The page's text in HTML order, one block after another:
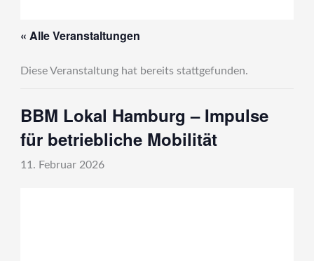
« Alle Veranstaltungen
Diese Veranstaltung hat bereits stattgefunden.
BBM Lokal Hamburg – Impulse
für betriebliche Mobilität
11. Februar 2026